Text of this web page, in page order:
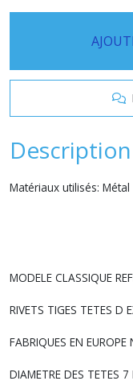
Description
Matériaux utilisés: Métal
MODELE CLASSIQUE
RIVETS TIGES TETES D
FABRIQUES EN EUROPE
DIAMETRE DES TETES 7